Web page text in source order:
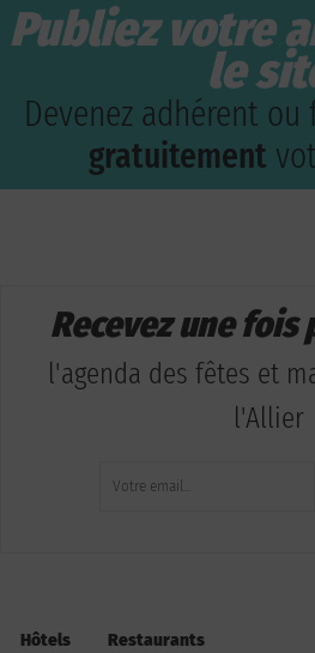
Publiez votre
le
Devenez adhérent
gratuitement
Recevez une fois
l'agenda des fêtes et
l'Allier
Hôtels
Restaurants